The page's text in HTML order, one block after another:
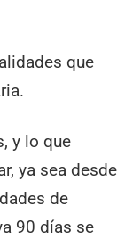
que
y lo que
ya sea desde
de
90 días se